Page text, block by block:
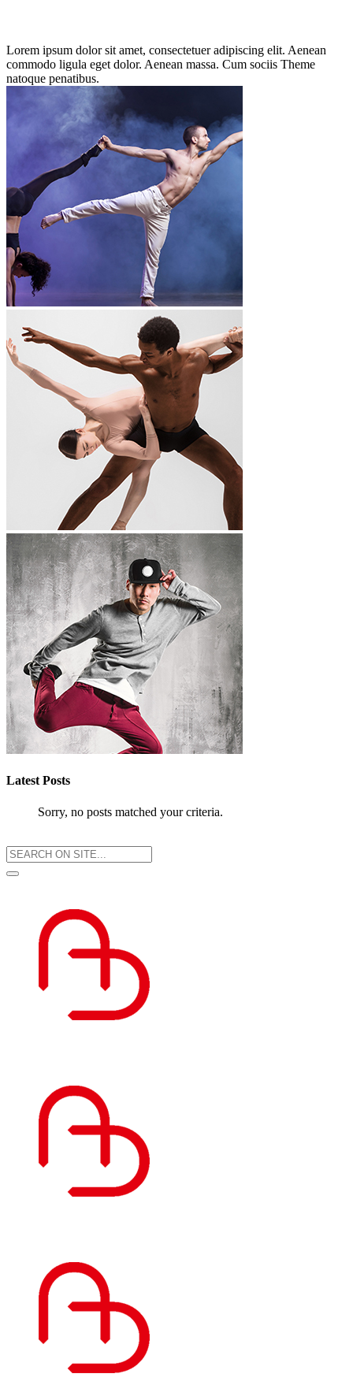
Lorem ipsum dolor sit amet, consectetuer adipiscing elit. Aenean
commodo ligula eget dolor. Aenean massa. Cum sociis Theme
natoque penatibus.
Latest Posts
Sorry, no posts matched your criteria.